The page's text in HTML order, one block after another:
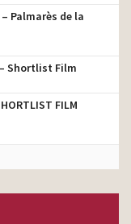
– Palmarès de la
– Shortlist Film
FILM